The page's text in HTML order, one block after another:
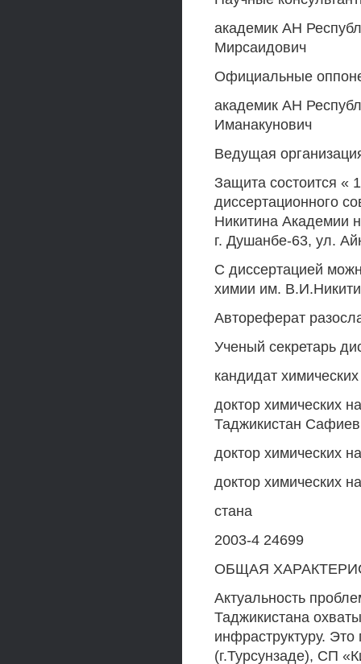
академик АН
Мирсаидович
Официальные
академик АН
Иманакунович
Ведущая
Защита состоится «
диссертационного
Никитина Академии
г. Душанбе-63, ул.
С диссертацией
химии им.
Автореферат
Ученый секретарь
кандидат
доктор химических
Таджикистан
доктор химических
доктор химических
стана
2003-4 24699
ОБЩАЯ
Актуальность
Таджикистана
инфраструктуру.
(г.Турсунзаде), СП